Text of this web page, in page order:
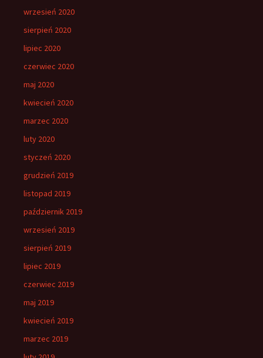
wrzesień 2020
sierpień 2020
lipiec 2020
czerwiec 2020
maj 2020
kwiecień 2020
marzec 2020
luty 2020
styczeń 2020
grudzień 2019
listopad 2019
październik 2019
wrzesień 2019
sierpień 2019
lipiec 2019
czerwiec 2019
maj 2019
kwiecień 2019
marzec 2019